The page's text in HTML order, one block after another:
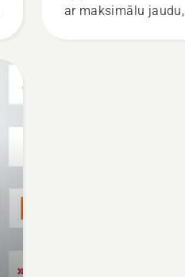
ar maksimālu jaudu,